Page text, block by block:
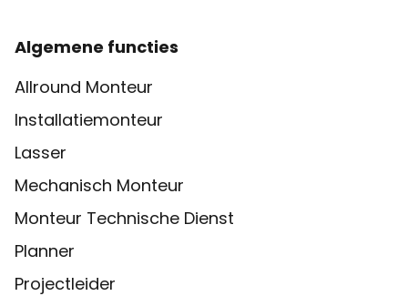
Algemene functies
Allround Monteur
Installatiemonteur
Lasser
Mechanisch Monteur
Monteur Technische Dienst
Planner
Projectleider